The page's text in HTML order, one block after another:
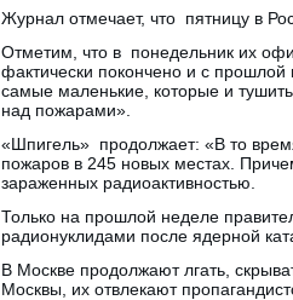
Журнал отмечает, что пятницу в
Отметим, что в понедельник их
фактически покончено и с
самые маленькие, которые и
над пожарами».
«Шпигель» продолжает: «В то
пожаров в 245 новых местах.
зараженных радиоактивностью.
Только на прошлой неделе
радионуклидами после ядерной
В Москве продолжают лгать,
Москвы, их отвлекают